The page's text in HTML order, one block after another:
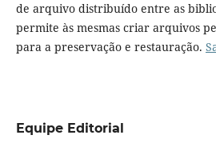
de arquivo distribuído entre as
permite às mesmas criar arquivos
para a preservação e restauração.
Equipe Editorial